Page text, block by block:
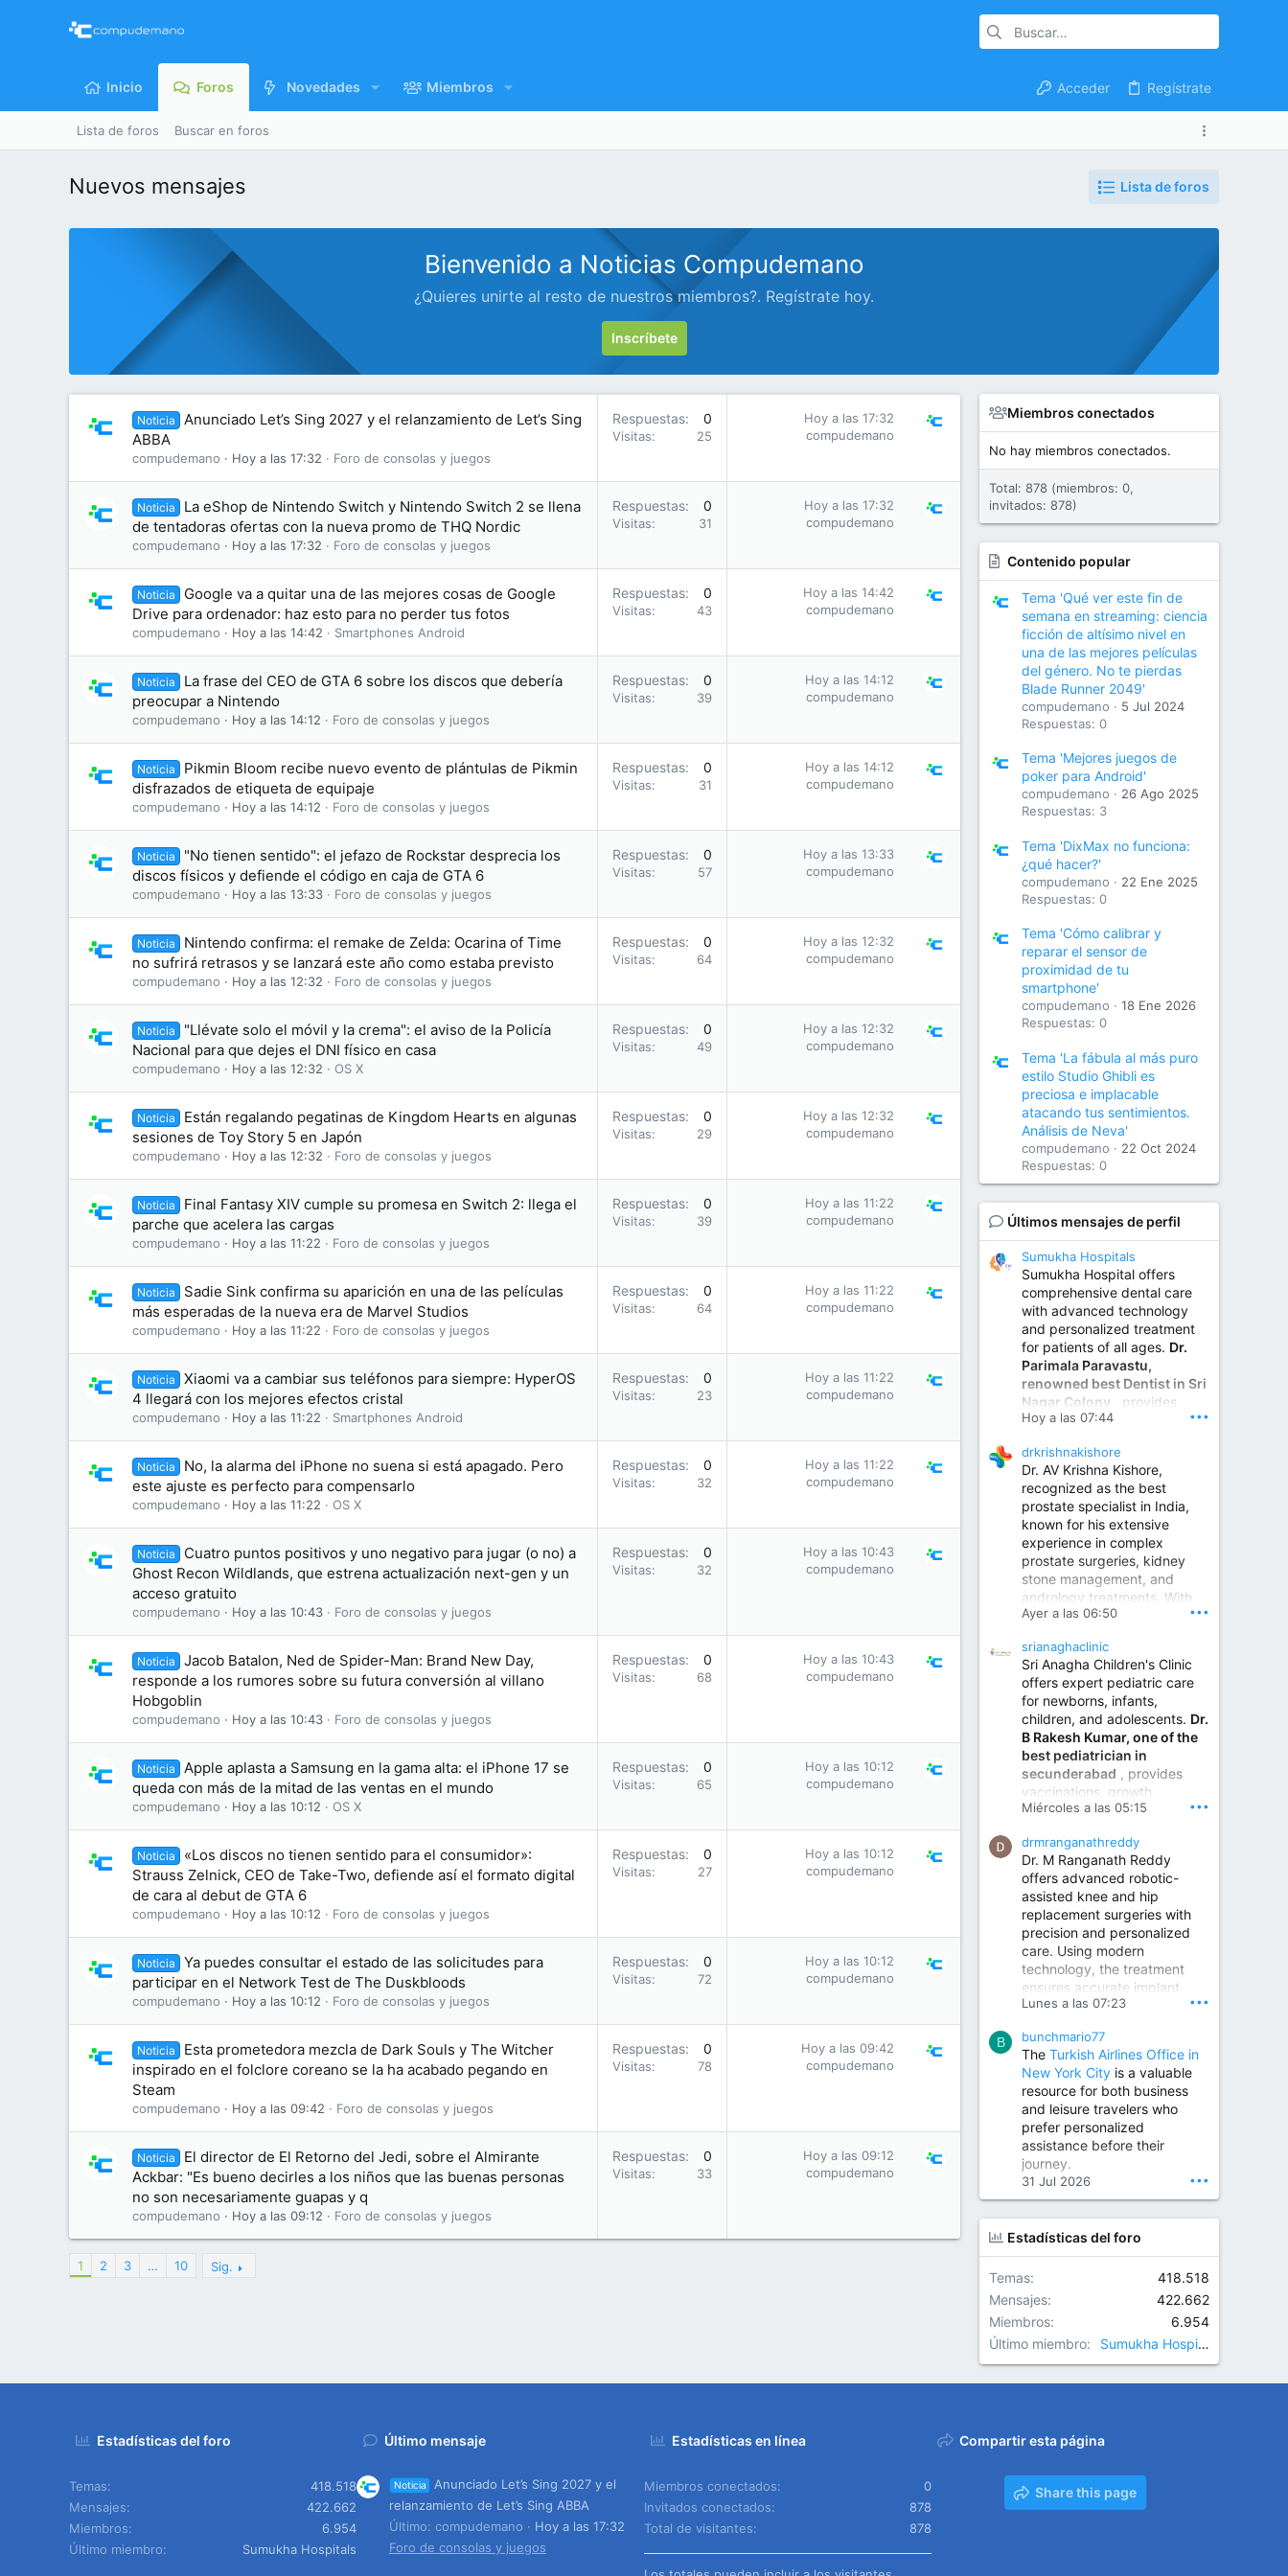
Inicio Foros Novedades Miembros Acceder Regístrate
Lista de foros Buscar en foros
Nuevos mensajes Lista de foros
Bienvenido a Noticias Compudemano
¿Quieres unirte al resto de nuestros miembros?. Regístrate hoy.
Inscríbete
Noticia
Anunciado Let’s Sing 2027 y el relanzamiento de Let’s Sing
ABBA
compudemano Hoy a las 17:32 Foro de consolas y juegos
Respuestas 0
Visitas 25
Hoy a las 17:32
compudemano
Noticia
La eShop de Nintendo Switch y Nintendo Switch 2 se llena
de tentadoras ofertas con la nueva promo de THQ Nordic
compudemano Hoy a las 17:32 Foro de consolas y juegos
Respuestas 0
Visitas 31
Hoy a las 17:32
compudemano
Noticia
Google va a quitar una de las mejores cosas de Google
Drive para ordenador: haz esto para no perder tus fotos
compudemano Hoy a las 14:42 Smartphones Android
Respuestas 0
Visitas 43
Hoy a las 14:42
compudemano
Noticia
La frase del CEO de GTA 6 sobre los discos que debería
preocupar a Nintendo
compudemano Hoy a las 14:12 Foro de consolas y juegos
Respuestas 0
Visitas 39
Hoy a las 14:12
compudemano
Noticia
Pikmin Bloom recibe nuevo evento de plántulas de Pikmin
disfrazados de etiqueta de equipaje
compudemano Hoy a las 14:12 Foro de consolas y juegos
Respuestas 0
Visitas 31
Hoy a las 14:12
compudemano
Noticia
"No tienen sentido": el jefazo de Rockstar desprecia los
discos físicos y defiende el código en caja de GTA 6
compudemano Hoy a las 13:33 Foro de consolas y juegos
Respuestas 0
Visitas 57
Hoy a las 13:33
compudemano
Noticia
Nintendo confirma: el remake de Zelda: Ocarina of Time
no sufrirá retrasos y se lanzará este año como estaba previsto
compudemano Hoy a las 12:32 Foro de consolas y juegos
Respuestas 0
Visitas 64
Hoy a las 12:32
compudemano
Noticia
"Llévate solo el móvil y la crema": el aviso de la Policía
Nacional para que dejes el DNI físico en casa
compudemano Hoy a las 12:32 OS X
Respuestas 0
Visitas 49
Hoy a las 12:32
compudemano
Noticia
Están regalando pegatinas de Kingdom Hearts en algunas
sesiones de Toy Story 5 en Japón
compudemano Hoy a las 12:32 Foro de consolas y juegos
Respuestas 0
Visitas 29
Hoy a las 12:32
compudemano
Noticia
Final Fantasy XIV cumple su promesa en Switch 2: llega el
parche que acelera las cargas
compudemano Hoy a las 11:22 Foro de consolas y juegos
Respuestas 0
Visitas 39
Hoy a las 11:22
compudemano
Noticia
Sadie Sink confirma su aparición en una de las películas
más esperadas de la nueva era de Marvel Studios
compudemano Hoy a las 11:22 Foro de consolas y juegos
Respuestas 0
Visitas 64
Hoy a las 11:22
compudemano
Noticia
Xiaomi va a cambiar sus teléfonos para siempre: HyperOS
4 llegará con los mejores efectos cristal
compudemano Hoy a las 11:22 Smartphones Android
Respuestas 0
Visitas 23
Hoy a las 11:22
compudemano
Noticia
No, la alarma del iPhone no suena si está apagado. Pero
este ajuste es perfecto para compensarlo
compudemano Hoy a las 11:22 OS X
Respuestas 0
Visitas 32
Hoy a las 11:22
compudemano
Noticia
Cuatro puntos positivos y uno negativo para jugar (o no) a
Ghost Recon Wildlands, que estrena actualización next-gen y un
acceso gratuito
compudemano Hoy a las 10:43 Foro de consolas y juegos
Respuestas 0
Visitas 32
Hoy a las 10:43
compudemano
Noticia
Jacob Batalon, Ned de Spider-Man: Brand New Day,
responde a los rumores sobre su futura conversión al villano
Hobgoblin
compudemano Hoy a las 10:43 Foro de consolas y juegos
Respuestas 0
Visitas 68
Hoy a las 10:43
compudemano
Noticia
Apple aplasta a Samsung en la gama alta: el iPhone 17 se
queda con más de la mitad de las ventas en el mundo
compudemano Hoy a las 10:12 OS X
Respuestas 0
Visitas 65
Hoy a las 10:12
compudemano
Noticia
«Los discos no tienen sentido para el consumidor»:
Strauss Zelnick, CEO de Take-Two, defiende así el formato digital
de cara al debut de GTA 6
compudemano Hoy a las 10:12 Foro de consolas y juegos
Respuestas 0
Visitas 27
Hoy a las 10:12
compudemano
Noticia
Ya puedes consultar el estado de las solicitudes para
participar en el Network Test de The Duskbloods
compudemano Hoy a las 10:12 Foro de consolas y juegos
Respuestas 0
Visitas 72
Hoy a las 10:12
compudemano
Noticia
Esta prometedora mezcla de Dark Souls y The Witcher
inspirado en el folclore coreano se la ha acabado pegando en
Steam
compudemano Hoy a las 09:42 Foro de consolas y juegos
Respuestas 0
Visitas 78
Hoy a las 09:42
compudemano
Noticia
El director de El Retorno del Jedi, sobre el Almirante
Ackbar: "Es bueno decirles a los niños que las buenas personas
no son necesariamente guapas y q
compudemano Hoy a las 09:12 Foro de consolas y juegos
Respuestas 0
Visitas 33
Hoy a las 09:12
compudemano
1 2 3 … 10 Sig.
Miembros conectados
No hay miembros conectados.
Total: 878 (miembros: 0,
invitados: 878)
Contenido popular
Tema 'Qué ver este fin de
semana en streaming: ciencia
ficción de altísimo nivel en
una de las mejores películas
del género. No te pierdas
Blade Runner 2049'
compudemano
5 Jul 2024
Respuestas: 0
Tema 'Mejores juegos de
poker para Android'
compudemano
26 Ago 2025
Respuestas: 3
Tema 'DixMax no funciona:
¿qué hacer?'
compudemano
22 Ene 2025
Respuestas: 0
Tema 'Cómo calibrar y
reparar el sensor de
proximidad de tu
smartphone'
compudemano
18 Ene 2026
Respuestas: 0
Tema 'La fábula al más puro
estilo Studio Ghibli es
preciosa e implacable
atacando tus sentimientos.
Análisis de Neva'
compudemano
22 Oct 2024
Respuestas: 0
Últimos mensajes de perfil
Sumukha Hospitals
Sumukha Hospital offers
comprehensive dental care
with advanced technology
and personalized treatment
for patients of all ages. Dr.
Parimala Paravastu,
renowned best Dentist in Sri
Nagar Colony , provides
expert care for tooth pain,
treatment, dental implants,
smile designing, cosmetic
dentistry.
Sumukha Hospital | Ear, Nose & Throat, Dental & Maxillofacial Surgery Center
www.sumukhahospitals.co
m
Hoy a las 07:44 •••
drkrishnakishore
Dr. AV Krishna Kishore,
recognized as the best
prostate specialist in India,
known for his extensive
experience in complex
prostate surgeries, kidney
stone management, and
andrology treatments. With
years of surgical practice and
invasive and robotic
techniques.
Best Urologist in Vijayawada | Urology Specialist in Vijayawada
Dr. A. V. Krishna Kishore,
the Best Urologist...
www.drkrishnakishore.com
Ayer a las 06:50 •••
srianaghaclinic
Sri Anagha Children's Clinic
offers expert pediatric care
for newborns, infants,
children, and adolescents. Dr.
B Rakesh Kumar, one of the
best pediatrician in
secunderabad , provides
vaccinations, growth
monitoring, newborn care,
illnesses, nutrition guidance,
and preventive healthcare in
a child-friendly environment.
Children Hospital in Secunderabad | Best Pediatrician in Hyderabad | Neonatologist in Medchal
Our pediatrician and
Neonatologist team at...
www.srianaghaclinic.com
Miércoles a las 05:15 •••
drmranganathreddy
Dr. M Ranganath Reddy
offers advanced robotic-
assisted knee and hip
replacement surgeries with
precision and personalized
care. Using modern
technology, the treatment
ensures accurate implant
placement, reduced pain,
improved joint function,
helping patients return to an
active and comfortable
lifestyle.
Orthopedic Surgeon in Kondapur | Best Orthopedic Doctor in Kondapur | Dr. M. Ranganath Reddy
Consult Dr. M. Ranganath
Reddy, the best...
www.drranganathreddy.co
m
Lunes a las 07:23 •••
B bunchmario77
The Turkish Airlines Office in
New York City is a valuable
resource for both business
and leisure travelers who
prefer personalized
assistance before their
journey.
31 Jul 2026 •••
Estadísticas del foro
Temas
418.518
Mensajes
422.662
Miembros
6.954
Último miembro
Sumukha Hospitals
Estadísticas del foro
Temas
418.518
Mensajes
422.662
Miembros
6.954
Último miembro
Sumukha Hospitals
Último mensaje
Noticia
Anunciado Let’s Sing 2027 y el
relanzamiento de Let’s Sing ABBA
Último: compudemano
Hoy a las 17:32
Foro de consolas y juegos
Estadísticas en línea
Miembros conectados
0
Invitados conectados
878
Total de visitantes
878
Compartir esta página
Share this page